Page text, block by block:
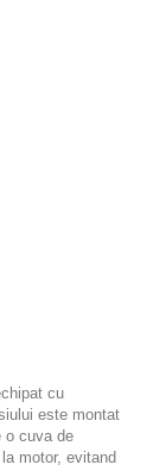
cu
este montat
o cuva de
motor, evitand